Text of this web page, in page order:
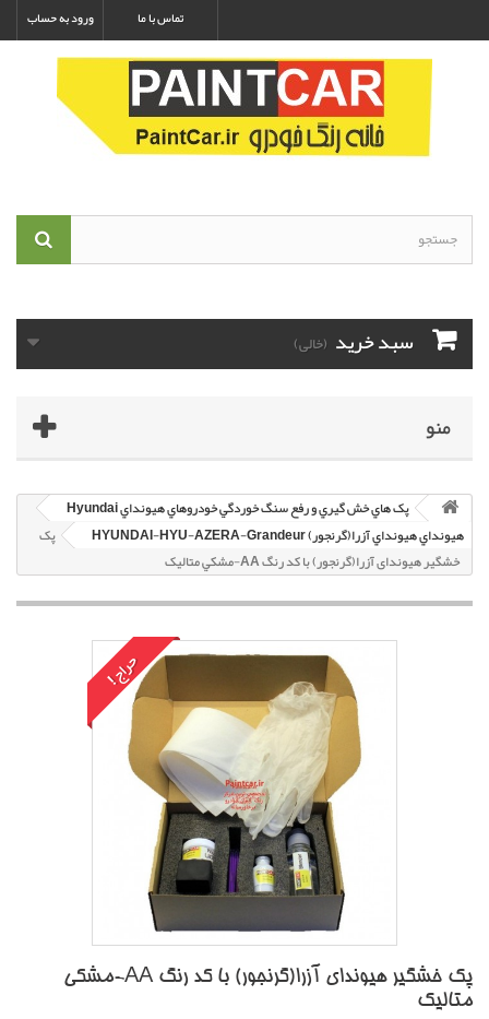
ورود به حساب تماس با ما
سبد خرید (خالی)
منو
پک هاي خش گيري و رفع سنگ خوردگي خودروهاي هيونداي Hyundai
هيونداي هيونداي آزرا(گرنجور) HYUNDAI-HYU-AZERA-Grandeur
پک
خشگير هیوندای آزرا(گرنجور) با کد رنگ AA-مشکي متاليک
حراج!
پک خشگير هیوندای آزرا(گرنجور) با کد رنگ AA-مشکي
متاليک